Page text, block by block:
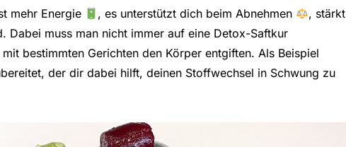
mehr Energie , es unterstützt dich beim Abnehmen
, stärkt
Dabei muss man nicht immer auf eine Detox-Saftkur
bestimmten Gerichten den Körper entgiften. Als Beispiel
der dir dabei hilft, deinen Stoffwechsel in Schwung zu